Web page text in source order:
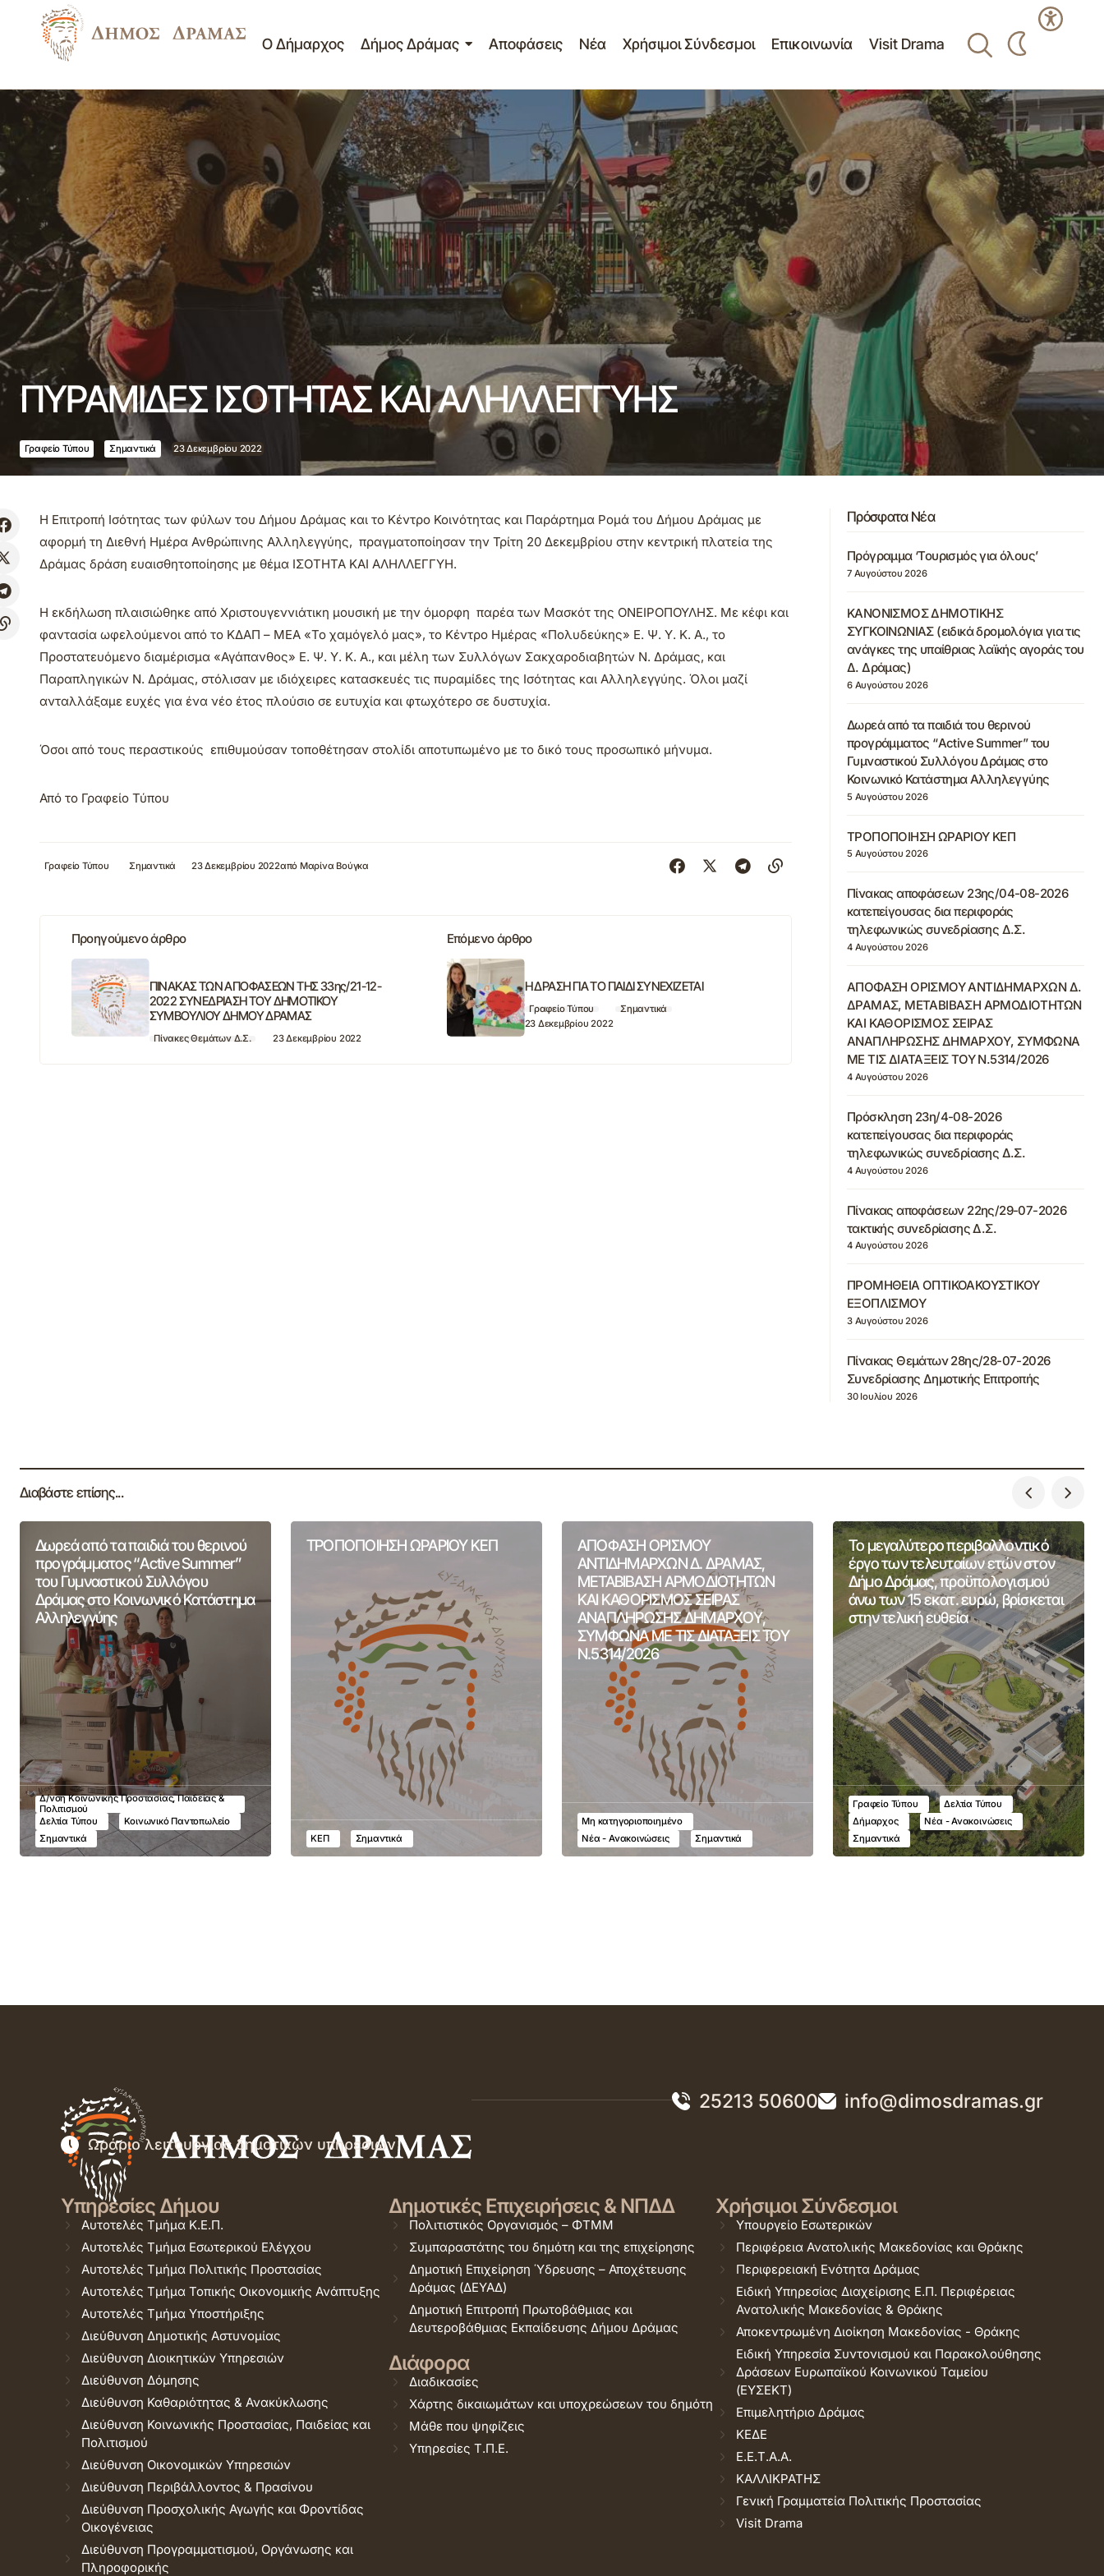
Ο Δήμαρχος Δήμος Δράμας Αποφάσεις Νέα Χρήσιμοι Σύνδεσμοι Επικοινωνία Visit Drama
ΠΙΝΑΚΑΣ ΤΩΝ ΑΠΟΦΑΣΕΩΝ ΤΗΣ
33ης/21-12-2022 ΣΥΝΕΔΡΙΑΣΗ ΤΟΥ
ΔΗΜΟΤΙΚΟΥ ΣΥΜΒΟΥΛΙΟΥ ΔΗΜΟΥ
ΔΡΑΜΑΣ
Γραφείο Τύπου Σημαντικά ΠΥΡΑΜΙΔΕΣ ΙΣΟΤΗΤΑΣ ΚΑΙ ΑΛΗΛΛΕΓΓΥΗΣ Η ΔΡΑΣΗ ΓΙΑ ΤΟ ΠΑΙΔΙ ΣΥΝΕΧΙΖΕΤΑΙ
ΠΥΡΑΜΙΔΕΣ ΙΣΟΤΗΤΑΣ ΚΑΙ ΑΛΗΛΛΕΓΓΥΗΣ
Γραφείο Τύπου Σημαντικά 23 Δεκεμβρίου 2022
Η Επιτροπή Ισότητας των φύλων του Δήμου Δράμας και το Κέντρο Κοινότητας και Παράρτημα Ρομά του Δήμου Δράμας με
αφορμή τη Διεθνή Ημέρα Ανθρώπινης Αλληλεγγύης, πραγματοποίησαν την Τρίτη 20 Δεκεμβρίου στην κεντρική πλατεία της
Δράμας δράση ευαισθητοποίησης με θέμα ΙΣΟΤΗΤΑ ΚΑΙ ΑΛΗΛΛΕΓΓΥΗ.
Η εκδήλωση πλαισιώθηκε από Χριστουγεννιάτικη μουσική με την όμορφη παρέα των Μασκότ της ΟΝΕΙΡΟΠΟΥΛΗΣ. Με κέφι και
φαντασία ωφελούμενοι από το ΚΔΑΠ – ΜΕΑ «Το χαμόγελό μας», το Κέντρο Ημέρας «Πολυδεύκης» Ε. Ψ. Υ. Κ. Α., το
Προστατευόμενο διαμέρισμα «Αγάπανθος» Ε. Ψ. Υ. Κ. Α., και μέλη των Συλλόγων Σακχαροδιαβητών Ν. Δράμας, και
Παραπληγικών Ν. Δράμας, στόλισαν με ιδιόχειρες κατασκευές τις πυραμίδες της Ισότητας και Αλληλεγγύης. Όλοι μαζί
ανταλλάξαμε ευχές για ένα νέο έτος πλούσιο σε ευτυχία και φτωχότερο σε δυστυχία.
Όσοι από τους περαστικούς επιθυμούσαν τοποθέτησαν στολίδι αποτυπωμένο με το δικό τους προσωπικό μήνυμα.
Από το Γραφείο Τύπου
Γραφείο Τύπου Σημαντικά 23 Δεκεμβρίου 2022από Μαρίνα Βούγκα
Προηγούμενο άρθρο
ΠΙΝΑΚΑΣ ΤΩΝ ΑΠΟΦΑΣΕΩΝ ΤΗΣ 33ης/21-12-
2022 ΣΥΝΕΔΡΙΑΣΗ ΤΟΥ ΔΗΜΟΤΙΚΟΥ
ΣΥΜΒΟΥΛΙΟΥ ΔΗΜΟΥ ΔΡΑΜΑΣ
Πίνακες Θεμάτων Δ.Σ. 23 Δεκεμβρίου 2022
Επόμενο άρθρο
Η ΔΡΑΣΗ ΓΙΑ ΤΟ ΠΑΙΔΙ ΣΥΝΕΧΙΖΕΤΑΙ
Γραφείο Τύπου
Σημαντικά
23 Δεκεμβρίου 2022
Πρόσφατα Νέα
Πρόγραμμα ‘Τουρισμός για όλους’
7 Αυγούστου 2026
ΚΑΝΟΝΙΣΜΟΣ ΔΗΜΟΤΙΚΗΣ
ΣΥΓΚΟΙΝΩΝΙΑΣ (ειδικά δρομολόγια για τις
ανάγκες της υπαίθριας λαϊκής αγοράς του
Δ. Δράμας)
6 Αυγούστου 2026
Δωρεά από τα παιδιά του θερινού
προγράμματος “Active Summer” του
Γυμναστικού Συλλόγου Δράμας στο
Κοινωνικό Κατάστημα Αλληλεγγύης
5 Αυγούστου 2026
ΤΡΟΠΟΠΟΙΗΣΗ ΩΡΑΡΙΟΥ ΚΕΠ
5 Αυγούστου 2026
Πίνακας αποφάσεων 23ης/04-08-2026
κατεπείγουσας δια περιφοράς
τηλεφωνικώς συνεδρίασης Δ.Σ.
4 Αυγούστου 2026
ΑΠΟΦΑΣΗ ΟΡΙΣΜΟΥ ΑΝΤΙΔΗΜΑΡΧΩΝ Δ.
ΔΡΑΜΑΣ, ΜΕΤΑΒΙΒΑΣΗ ΑΡΜΟΔΙΟΤΗΤΩΝ
ΚΑΙ ΚΑΘΟΡΙΣΜΟΣ ΣΕΙΡΑΣ
ΑΝΑΠΛΗΡΩΣΗΣ ΔΗΜΑΡΧΟΥ, ΣΥΜΦΩΝΑ
ΜΕ ΤΙΣ ΔΙΑΤΑΞΕΙΣ ΤΟΥ Ν.5314/2026
4 Αυγούστου 2026
Πρόσκληση 23η/4-08-2026
κατεπείγουσας δια περιφοράς
τηλεφωνικώς συνεδρίασης Δ.Σ.
4 Αυγούστου 2026
Πίνακας αποφάσεων 22ης/29-07-2026
τακτικής συνεδρίασης Δ.Σ.
4 Αυγούστου 2026
ΠΡΟΜΗΘΕΙΑ ΟΠΤΙΚΟΑΚΟΥΣΤΙΚΟΥ
ΕΞΟΠΛΙΣΜΟΥ
3 Αυγούστου 2026
Πίνακας Θεμάτων 28ης/28-07-2026
Συνεδρίασης Δημοτικής Επιτροπής
30 Ιουλίου 2026
Διαβάστε επίσης...
Δωρεά από τα παιδιά του θερινού
προγράμματος “Active Summer”
του Γυμναστικού Συλλόγου
Δράμας στο Κοινωνικό Κατάστημα
Αλληλεγγύης
Δ/νση Κοινωνικής Προστασίας, Παιδείας &
Πολιτισμού
Δελτία Τύπου
Κοινωνικό Παντοπωλείο
Σημαντικά
ΤΡΟΠΟΠΟΙΗΣΗ ΩΡΑΡΙΟΥ ΚΕΠ
ΚΕΠ Σημαντικά
ΑΠΟΦΑΣΗ ΟΡΙΣΜΟΥ
ΑΝΤΙΔΗΜΑΡΧΩΝ Δ. ΔΡΑΜΑΣ,
ΜΕΤΑΒΙΒΑΣΗ ΑΡΜΟΔΙΟΤΗΤΩΝ
ΚΑΙ ΚΑΘΟΡΙΣΜΟΣ ΣΕΙΡΑΣ
ΑΝΑΠΛΗΡΩΣΗΣ ΔΗΜΑΡΧΟΥ,
ΣΥΜΦΩΝΑ ΜΕ ΤΙΣ ΔΙΑΤΑΞΕΙΣ ΤΟΥ
Ν.5314/2026
Μη κατηγοριοποιημένο
Νέα - Ανακοινώσεις
Σημαντικά
Το μεγαλύτερο περιβαλλοντικό
έργο των τελευταίων ετών στον
Δήμο Δράμας, προϋπολογισμού
άνω των 15 εκατ. ευρώ, βρίσκεται
στην τελική ευθεία
Γραφείο Τύπου
Δελτία Τύπου
Δήμαρχος
Νέα - Ανακοινώσεις
Σημαντικά
25213 50600 info@dimosdramas.gr
Ωράριο λειτουργίας δημοτικών υπηρεσιών
Υπηρεσίες Δήμου
Αυτοτελές Τμήμα Κ.Ε.Π.
Αυτοτελές Τμήμα Εσωτερικού Ελέγχου
Αυτοτελές Τμήμα Πολιτικής Προστασίας
Αυτοτελές Τμήμα Τοπικής Οικονομικής Ανάπτυξης
Αυτοτελές Τμήμα Υποστήριξης
Διεύθυνση Δημοτικής Αστυνομίας
Διεύθυνση Διοικητικών Υπηρεσιών
Διεύθυνση Δόμησης
Διεύθυνση Καθαριότητας & Ανακύκλωσης
Διεύθυνση Κοινωνικής Προστασίας, Παιδείας και
Πολιτισμού
Διεύθυνση Οικονομικών Υπηρεσιών
Διεύθυνση Περιβάλλοντος & Πρασίνου
Διεύθυνση Προσχολικής Αγωγής και Φροντίδας
Οικογένειας
Διεύθυνση Προγραμματισμού, Οργάνωσης και
Πληροφορικής
Δημοτικές Επιχειρήσεις & ΝΠΔΔ
Πολιτιστικός Οργανισμός – ΦΤΜΜ
Συμπαραστάτης του δημότη και της επιχείρησης
Δημοτική Επιχείρηση Ύδρευσης – Αποχέτευσης
Δράμας (ΔΕΥΑΔ)
Δημοτική Επιτροπή Πρωτοβάθμιας και
Δευτεροβάθμιας Εκπαίδευσης Δήμου Δράμας
Διάφορα
Διαδικασίες
Χάρτης δικαιωμάτων και υποχρεώσεων του δημότη
Μάθε που ψηφίζεις
Υπηρεσίες Τ.Π.Ε.
Χρήσιμοι Σύνδεσμοι
Υπουργείο Εσωτερικών
Περιφέρεια Ανατολικής Μακεδονίας και Θράκης
Περιφερειακή Ενότητα Δράμας
Ειδική Υπηρεσίας Διαχείρισης Ε.Π. Περιφέρειας
Ανατολικής Μακεδονίας & Θράκης
Αποκεντρωμένη Διοίκηση Μακεδονίας - Θράκης
Ειδική Υπηρεσία Συντονισμού και Παρακολούθησης
Δράσεων Ευρωπαϊκού Κοινωνικού Ταμείου
(ΕΥΣΕΚΤ)
Επιμελητήριο Δράμας
ΚΕΔΕ
Ε.Ε.Τ.Α.Α.
ΚΑΛΛΙΚΡΑΤΗΣ
Γενική Γραμματεία Πολιτικής Προστασίας
Visit Drama